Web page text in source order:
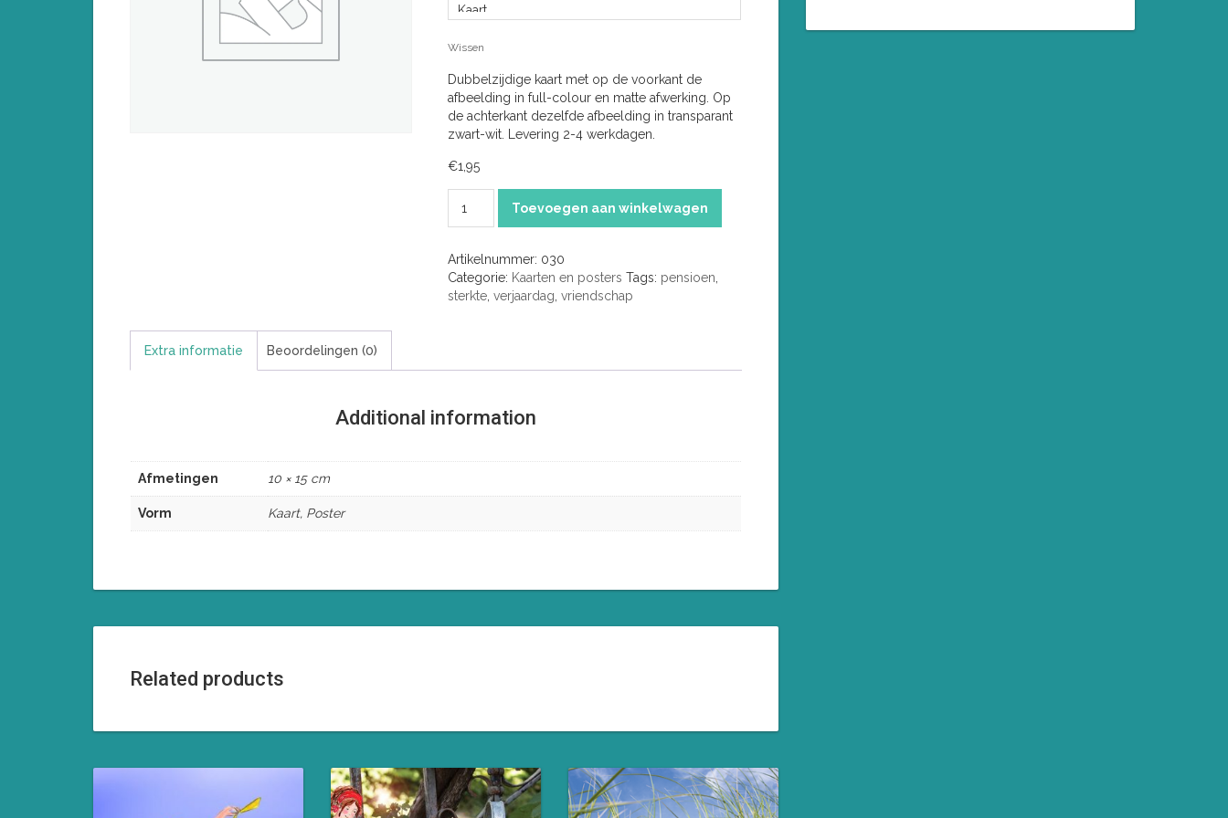
Wissen
Dubbelzijdige kaart met op de voorkant de
afbeelding in full-colour en matte afwerking. Op
de achterkant dezelfde afbeelding in transparant
zwart-wit. Levering 2-4 werkdagen.
€1,95
aantal
Toevoegen aan winkelwagen
Artikelnummer: 030
Categorie: Kaarten en posters Tags: pensioen
sterkte ,verjaardag ,vriendschap
Extra informatie Beoordelingen (0)
Additional information
Afmetingen 10 × 15 cm
Vorm Kaart, Poster
Related products